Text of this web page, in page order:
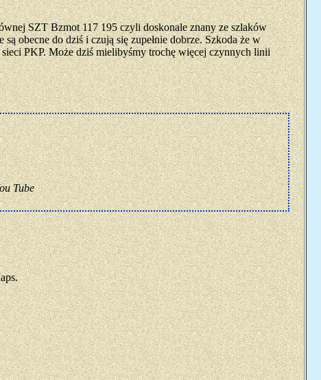
SZT Bzmot 117 195 czyli doskonale znany ze szlaków
obecne do dziś i czują się zupełnie dobrze. Szkoda że w
sieci PKP. Może dziś mielibyśmy trochę więcej czynnych linii
Tube